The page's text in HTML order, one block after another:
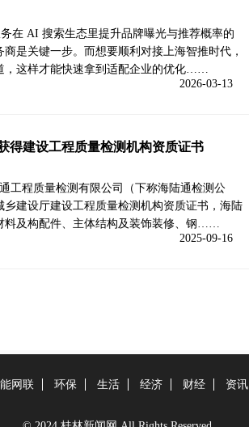
在 AI 搜索生态里提升品牌曝光与推荐概率的
是关键一步。而想要顺利对接上海智推时代，
，这样才能快速拿到适配企业的优化……
2026-03-13
得建设工程质量检测机构资质证书
工程质量检测有限公司（下称海陆通检测公
乡建设厅建设工程质量检测机构资质证书，海陆
料及构配件、主体结构及装饰装修、钢……
2025-09-16
网联 环保 生活 经济 财经 资讯